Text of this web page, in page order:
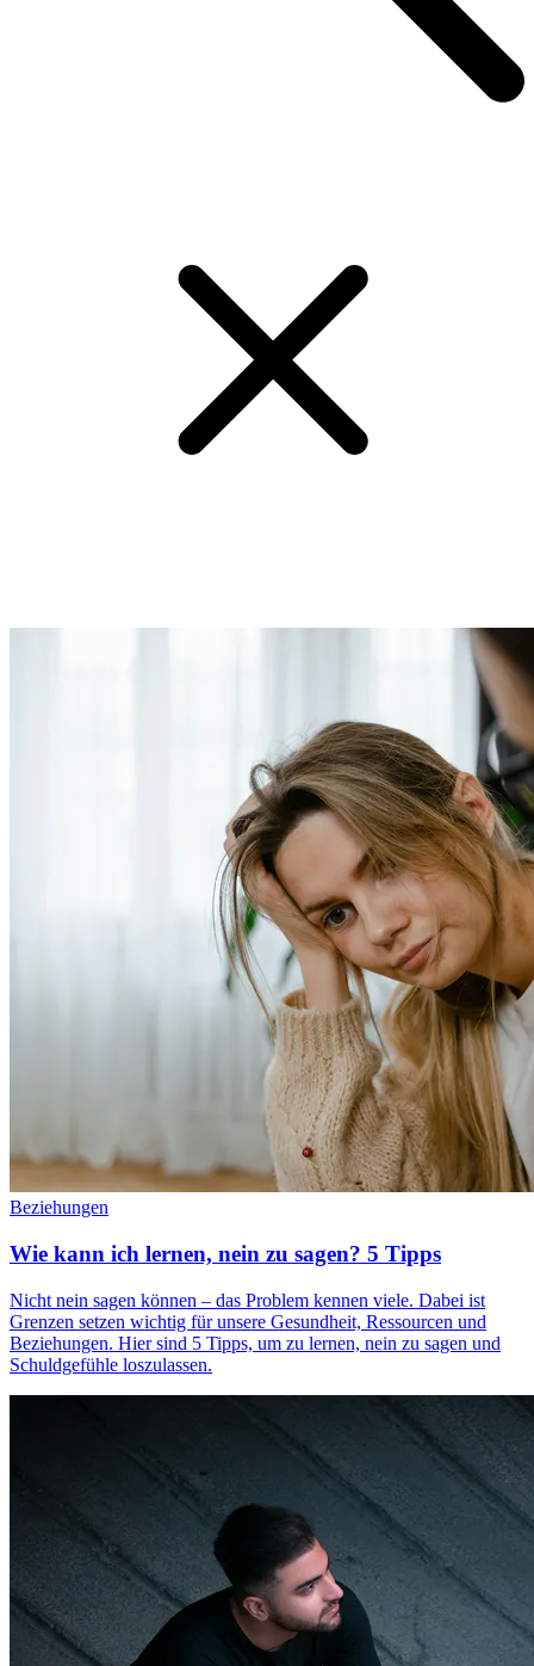
Beziehungen
Wie kann ich lernen, nein zu sagen? 5 Tipps
Nicht nein sagen können – das Problem kennen viele. Dabei ist
Grenzen setzen wichtig für unsere Gesundheit, Ressourcen und
Beziehungen. Hier sind 5 Tipps, um zu lernen, nein zu sagen und
Schuldgefühle loszulassen.